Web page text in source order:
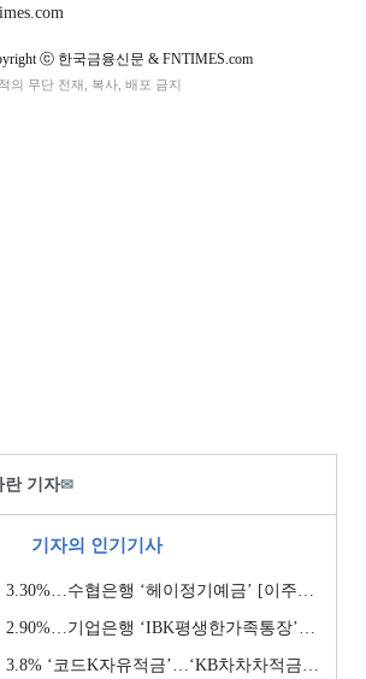
ⓒ 한국금융신문 & FNTIMES.com
의 무단 전재, 복사, 배포 금지
란 기자✉
기자의 인기기사
수협은행 ‘헤이정기예금’ [이주의 은행 예금금리-1월 2주]
업은행 ‘IBK평생한가족통장’ [이주의 은행 예금금리-1월 2주]
K자유적금’…‘KB차차차적금’ 8% 이자 [이주의 은행 적금금리-1월 2주]